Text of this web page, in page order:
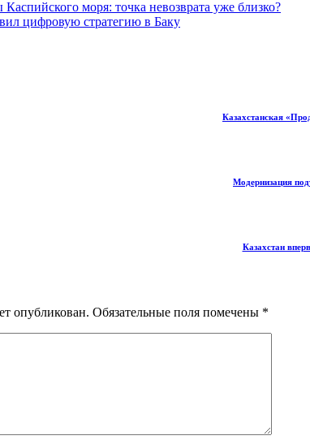
моря: точка невозврата уже близко?
цифровую стратегию в Баку
Казахстанская
Модернизация
Казахстан
опубликован. Обязательные поля помечены *